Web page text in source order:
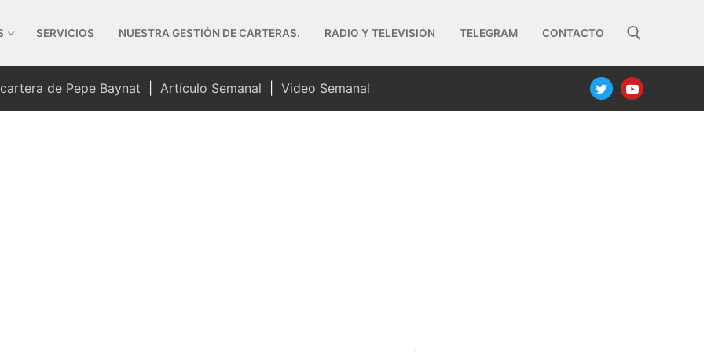
SERVICIOS NUESTRA GESTIÓN DE CARTERAS. RADIO Y TELEVISIÓN TELEGRAM CONTACTO
de Pepe Baynat Artículo Semanal Video Semanal